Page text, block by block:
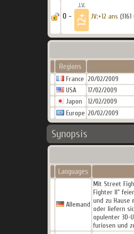
0 - JV:+12 ans
Regions
France 20/02/2009
USA
17/02/2009
Japon
12/02/2009
Europe 20/02/2009
Synopsis
Languages
Allemand
Mit Street
Fighter II"
und zu Hause
oder liefern
opulenter 3D-
furiosen und